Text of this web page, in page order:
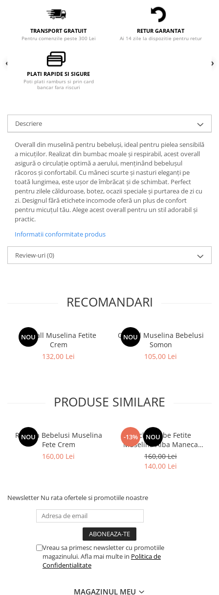
TRANSPORT GRATUIT
Pentru comenzile peste 300 Lei
RETUR GARANTAT
Ai 14 zile la dispozitie pentru retur
PLATI RAPIDE SI SIGURE
Poti plati ramburs si prin card
bancar fara riscuri
Descriere
Overall din muselină pentru bebeluși, ideal pentru pielea sensibilă
a micuților. Realizat din bumbac moale și respirabil, acest overall
asigură o circulație optimă a aerului, menținând bebelușul
răcoros și confortabil. Cu mâneci scurte și nasturi eleganți pe
toată lungimea, este ușor de îmbrăcat și de schimbat. Perfect
pentru zilele călduroase, botez, ocazii speciale și purtarea de zi cu
zi. Designul fără etichete incomode oferă un plus de confort
pentru micuțul tău. Alege acest overall pentru un stil adorabil și
practic.
Informatii conformitate produs
Review-uri(0)
RECOMANDARI
NOU
Overall Muselina Fetite
Crem
132,00 Lei
NOU
Overall Muselina Bebelusi
Somon
105,00 Lei
PRODUSE SIMILARE
NOU
Rochita Bebelusi Muselina
Fete Crem
160,00 Lei
-13% NOU
Rochie Bebe Fetite
Muselina Alba Maneca
Scurta
160,00 Lei
140,00 Lei
Newsletter Nu rata ofertele si promotiile noastre
Vreau sa primesc newsletter cu promotiile
magazinului. Afla mai multe in Politica de
Confidentialitate
MAGAZINUL MEU